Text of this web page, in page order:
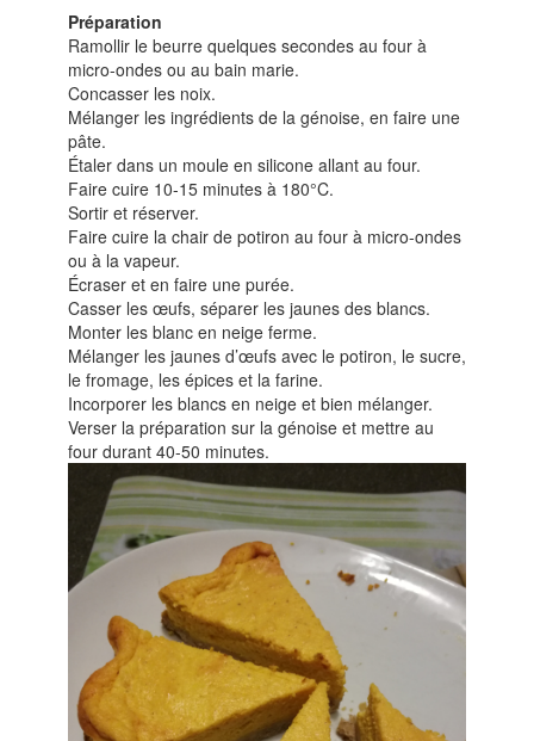
Préparation
Ramollir le beurre quelques secondes au four à
micro-ondes ou au bain marie.
Concasser les noix.
Mélanger les ingrédients de la génoise, en faire une
pâte.
Étaler dans un moule en silicone allant au four.
Faire cuire 10-15 minutes à 180°C.
Sortir et réserver.
Faire cuire la chair de potiron au four à micro-ondes
ou à la vapeur.
Écraser et en faire une purée.
Casser les œufs, séparer les jaunes des blancs.
Monter les blanc en neige ferme.
Mélanger les jaunes d’œufs avec le potiron, le sucre,
le fromage, les épices et la farine.
Incorporer les blancs en neige et bien mélanger.
Verser la préparation sur la génoise et mettre au
four durant 40-50 minutes.